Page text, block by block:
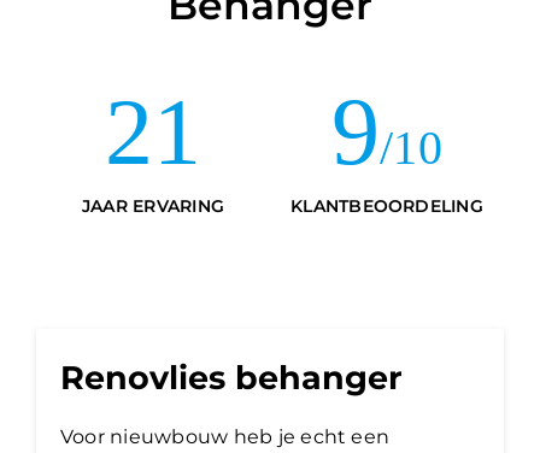
21
JAAR ERVARING
9/10
KLANTBEOORDELING
Renovlies behanger
Voor nieuwbouw heb je echt een